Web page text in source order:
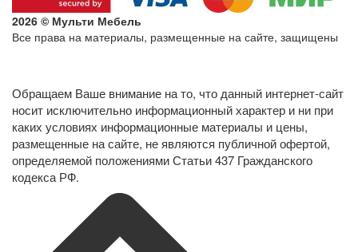
2026 © Мульти Мебель
Все права на материалы, размещенные на сайте, защищены
Обращаем Ваше внимание на то, что данный интернет-сайт
носит исключительно информационный характер и ни при
каких условиях информационные материалы и цены,
размещенные на сайте, не являются публичной офертой,
определяемой положениями Статьи 437 Гражданского
кодекса РФ.